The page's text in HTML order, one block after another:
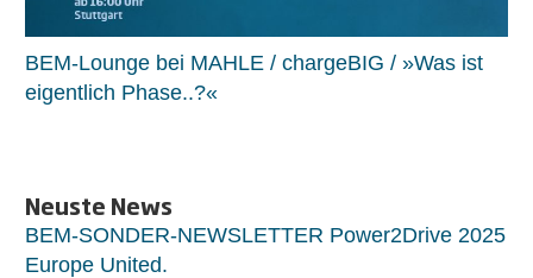
BEM-Lounge bei MAHLE / chargeBIG / »Was ist
eigentlich Phase..?«
Neuste News
BEM-SONDER-NEWSLETTER Power2Drive 2025
Europe United.